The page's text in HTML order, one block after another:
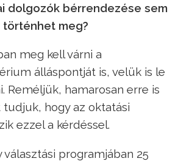
dolgozók bérrendezése sem
történhet meg?
meg kell várni a
álláspontját is, velük is le
Reméljük, hamarosan erre is
hogy az oktatási
ezzel a kérdéssel.
választási programjában 25